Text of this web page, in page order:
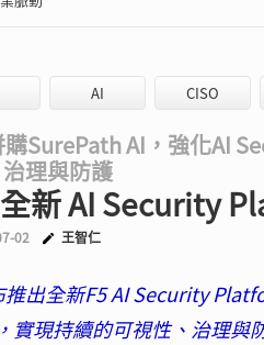
AI CISO
購SurePath AI，強化AI
理與防護
新 AI Security
02 王智仁
推出全新F5 AI Security
實現持續的可視性、治理與